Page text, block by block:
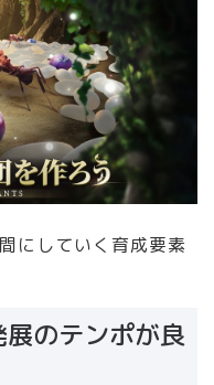
にしていく育成要素
のテンポが良